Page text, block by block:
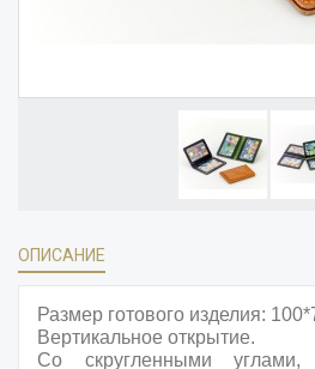
ОПИСАНИЕ
Размер готового изделия:
Вертикальное открытие.
Со скругленными